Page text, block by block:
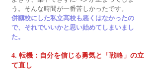
う。そんな時間が一番苦しかったです。
併願校にした私立高校も悪くはなかったの
で、それでいいかと思い始めてしまいまし
た。
4. 転機：自分を信じる勇気と「戦略」の立
て直し